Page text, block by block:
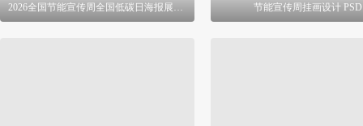
2026全国节能宣传周全国低碳日海报展板 PSD 节能宣传周挂画设计 PSD